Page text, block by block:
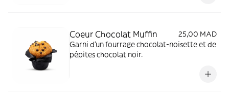
Coeur Chocolat Muffin
25,00 MAD
Garni d'un fourrage chocolat-noisette et de
pépites chocolat noir.